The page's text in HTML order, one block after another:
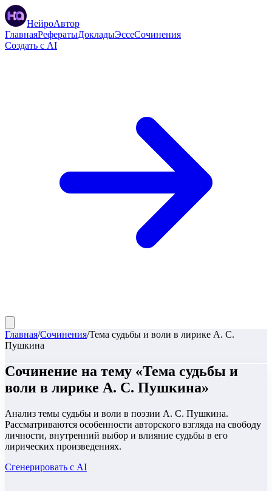
НейроАвтор
ГлавнаяРефератыДокладыЭссеСочинения
Создать с AI
Главная/Сочинения/Тема судьбы и воли в лирике А. С.
Пушкина
Сочинение на тему «Тема судьбы и
воли в лирике А. С. Пушкина»
Анализ темы судьбы и воли в поэзии А. С. Пушкина.
Рассматриваются особенности авторского взгляда на свободу
личности, внутренний выбор и влияние судьбы в его
лирических произведениях.
Сгенерировать с AI